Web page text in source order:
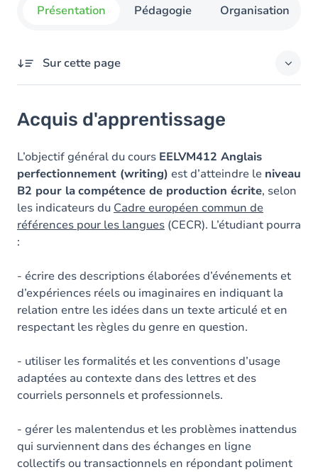
Présentation Pédagogie Organisation
Sur cette page
Objectifs
Contenu
Exercices
Acquis d'apprentissage
L’objectif général du cours EELVM412 Anglais
perfectionnement (writing) est d’atteindre le niveau
B2 pour lacompétence de production écrite, selon
les indicateurs du Cadre européen commun de
références pour les langues (CECR). L’étudiant pourra
:
- écrire des descriptions élaborées d’événements et
d’expériences réels ou imaginaires en indiquant la
relation entre les idées dans un texte articulé et en
respectant les règles du genre en question.
- utiliser les formalités et les conventions d’usage
adaptées au contexte dans des lettres et des
courriels personnels et professionnels.
- gérer les malentendus et les problèmes inattendus
qui surviennent dans des échanges en ligne
collectifs ou transactionnels en répondant poliment